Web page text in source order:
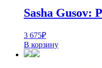
Sasha Gusov:
3 675₽
В корзину